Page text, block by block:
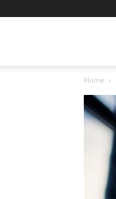
Home